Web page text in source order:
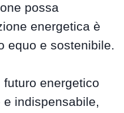
possa
energetica è
equo e sostenibile.
energetico
indispensabile,